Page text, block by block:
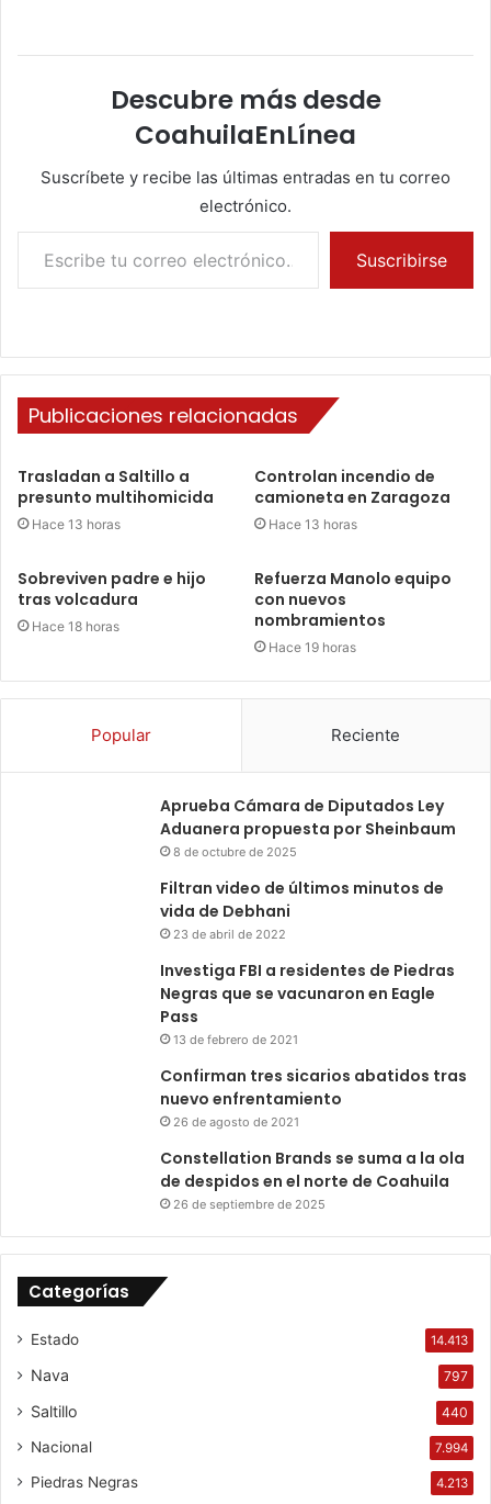
Descubre más desde
CoahuilaEnLínea
Suscríbete y recibe las últimas entradas en tu correo
electrónico.
Escribe tu correo electrónico…
Suscribirse
Publicaciones relacionadas
Trasladan a Saltillo a
presunto multihomicida
Hace 13 horas
Controlan incendio de
camioneta en Zaragoza
Hace 13 horas
Sobreviven padre e hijo
tras volcadura
Hace 18 horas
Refuerza Manolo equipo
con nuevos
nombramientos
Hace 19 horas
Popular Reciente
Aprueba Cámara de Diputados Ley
Aduanera propuesta por Sheinbaum
8 de octubre de 2025
Filtran video de últimos minutos de
vida de Debhani
23 de abril de 2022
Investiga FBI a residentes de Piedras
Negras que se vacunaron en Eagle
Pass
13 de febrero de 2021
Confirman tres sicarios abatidos tras
nuevo enfrentamiento
26 de agosto de 2021
Constellation Brands se suma a la ola
de despidos en el norte de Coahuila
26 de septiembre de 2025
Categorías
Estado 14.413
Nava 797
Saltillo 440
Nacional 7.994
Piedras Negras 4.213